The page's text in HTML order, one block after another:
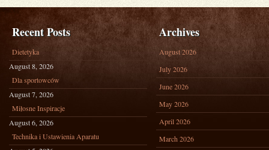
Recent Posts
Dietetyka
August 8, 2026
Dla sportowców
August 7, 2026
Miłosne Inspiracje
August 6, 2026
Technika i Ustawienia Aparatu
Archives
August 2026
July 2026
June 2026
May 2026
April 2026
March 2026